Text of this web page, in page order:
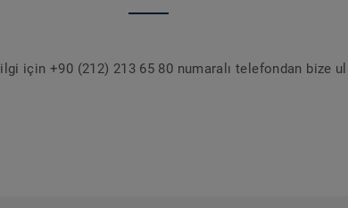
için +90 (212) 213 65 80 numaralı telefondan bize